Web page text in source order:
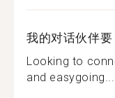
我的对话伙伴要
Looking to
and easygoing...